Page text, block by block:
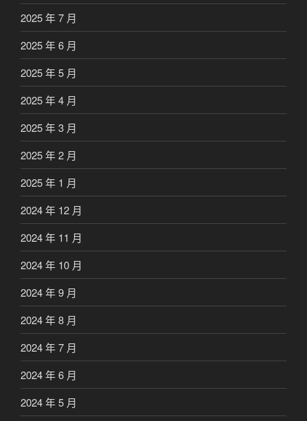
2025 年 7 月
2025 年 6 月
2025 年 5 月
2025 年 4 月
2025 年 3 月
2025 年 2 月
2025 年 1 月
2024 年 12 月
2024 年 11 月
2024 年 10 月
2024 年 9 月
2024 年 8 月
2024 年 7 月
2024 年 6 月
2024 年 5 月